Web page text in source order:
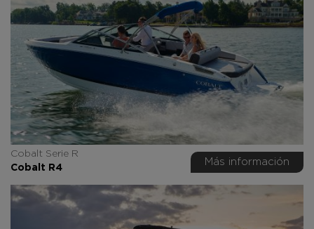
Cobalt Serie R
Cobalt R4
Más información